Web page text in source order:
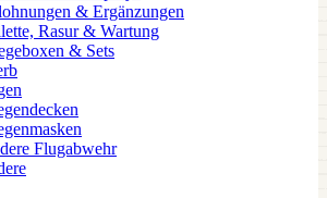
& Ergänzungen
Rasur & Wartung
& Sets
Flugabwehr